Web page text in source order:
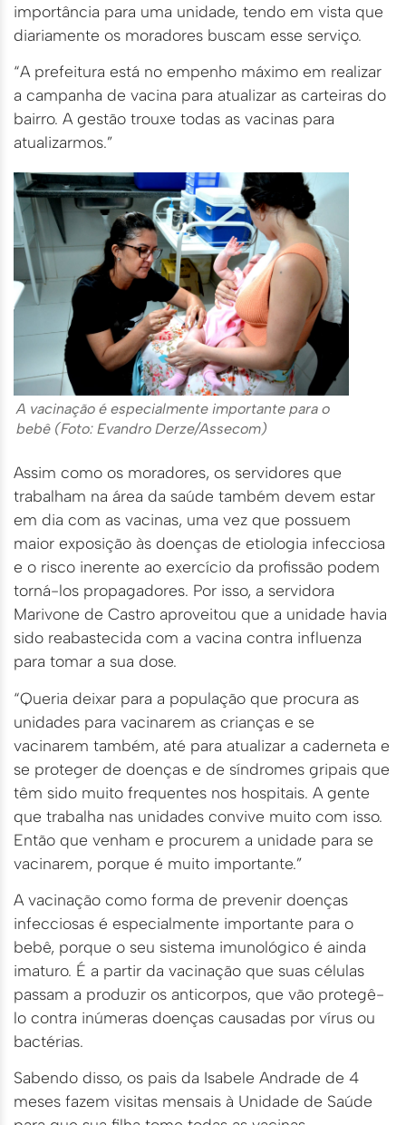
importância para uma unidade, tendo em vista que
diariamente os moradores buscam esse serviço.
“A prefeitura está no empenho máximo em realizar
a campanha de vacina para atualizar as carteiras do
bairro. A gestão trouxe todas as vacinas para
atualizarmos.”
A vacinação é especialmente importante para o
bebê (Foto: Evandro Derze/Assecom)
Assim como os moradores, os servidores que
trabalham na área da saúde também devem estar
em dia com as vacinas, uma vez que possuem
maior exposição às doenças de etiologia infecciosa
e o risco inerente ao exercício da profissão podem
torná-los propagadores. Por isso, a servidora
Marivone de Castro aproveitou que a unidade havia
sido reabastecida com a vacina contra influenza
para tomar a sua dose.
“Queria deixar para a população que procura as
unidades para vacinarem as crianças e se
vacinarem também, até para atualizar a caderneta e
se proteger de doenças e de síndromes gripais que
têm sido muito frequentes nos hospitais. A gente
que trabalha nas unidades convive muito com isso.
Então que venham e procurem a unidade para se
vacinarem, porque é muito importante.”
A vacinação como forma de prevenir doenças
infecciosas é especialmente importante para o
bebê, porque o seu sistema imunológico é ainda
imaturo. É a partir da vacinação que suas células
passam a produzir os anticorpos, que vão protegê-
lo contra inúmeras doenças causadas por vírus ou
bactérias.
Sabendo disso, os pais da Isabele Andrade de 4
meses fazem visitas mensais à Unidade de Saúde